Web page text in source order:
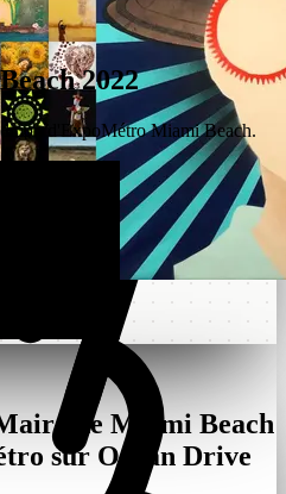
2022
d'ExpoMétro Miami Beach.
de Miami Beach
sur Ocean Drive